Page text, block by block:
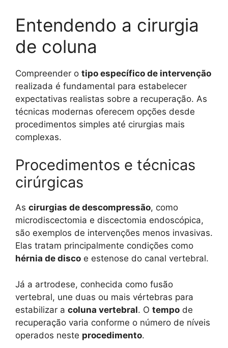
Entendendo a cirurgia
de coluna
Compreender o tipo específico de intervenção
realizada é fundamental para estabelecer
expectativas realistas sobre a recuperação. As
técnicas modernas oferecem opções desde
procedimentos simples até cirurgias mais
complexas.
Procedimentos e técnicas
cirúrgicas
As cirurgias de descompressão, como
microdiscectomia e discectomia endoscópica,
são exemplos de intervenções menos invasivas.
Elas tratam principalmente condições como
hérnia de disco e estenose do canal vertebral.
Já a artrodese, conhecida como fusão
vertebral, une duas ou mais vértebras para
estabilizar a coluna vertebral. O tempo de
recuperação varia conforme o número de níveis
operados neste procedimento.